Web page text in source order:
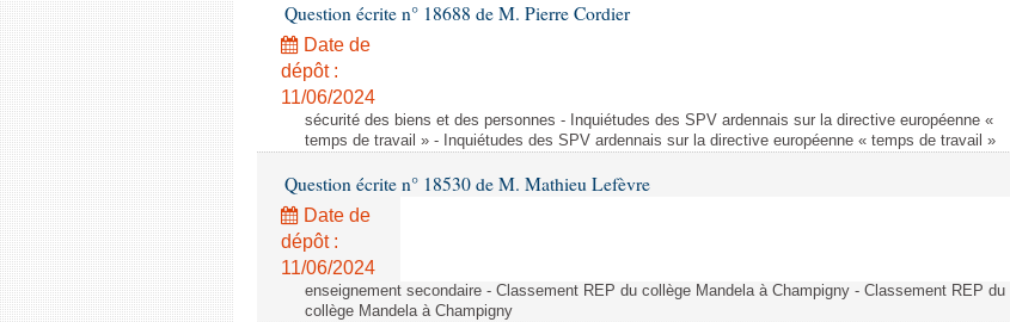
Question écrite n° 18688 de M. Pierre Cordier
Date de
dépôt :
11/06/2024
sécurité des biens et des personnes - Inquiétudes des SPV ardennais sur la directive européenne «
temps de travail » - Inquiétudes des SPV ardennais sur la directive européenne « temps de travail »
Question écrite n° 18530 de M. Mathieu Lefèvre
Date de
dépôt :
11/06/2024
enseignement secondaire - Classement REP du collège Mandela à Champigny - Classement REP du
collège Mandela à Champigny